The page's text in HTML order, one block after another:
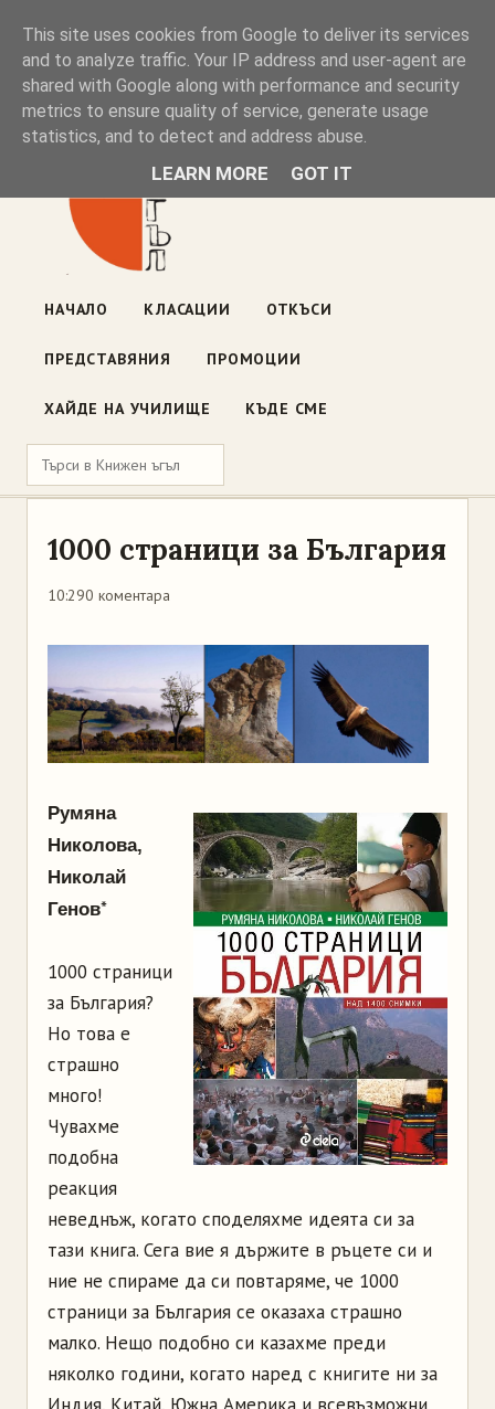
Книжен ъгъл
Блог на книжарницата — класации, откъси, нови книги
ул. „Оборище" 117, София· пон–пет 10:00–19:00 ·
НАЧАЛО КЛАСАЦИИ ОТКЪСИ
ПРЕДСТАВЯНИЯ ПРОМОЦИИ
ХАЙДЕ НА УЧИЛИЩЕ КЪДЕ СМЕ
1000 страници за България
10:290 коментара
Румяна
Николова,
Николай
Генов*
1000 страници
за България?
Но това е
страшно
много!
Чувахме
подобна
реакция
неведнъж, когато споделяхме идеята си за
тази книга. Сега вие я държите в ръцете си и
ние не спираме да си повтаряме, че 1000
страници за България се оказаха страшно
малко. Нещо подобно си казахме преди
няколко години, когато наред с книгите ни за
Индия, Китай, Южна Америка и всевъзможни
This site uses cookies from Google to deliver its services
and to analyze traffic. Your IP address and user-agent are
shared with Google along with performance and security
metrics to ensure quality of service, generate usage
statistics, and to detect and address abuse.
LEARN MORE GOT IT